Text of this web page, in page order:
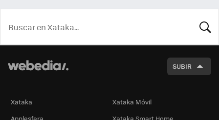
SUBIR
Xataka
Xataka Móvil